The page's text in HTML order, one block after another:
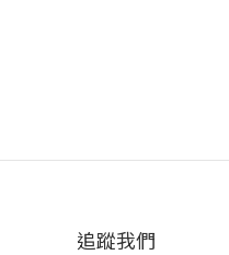
追蹤我們